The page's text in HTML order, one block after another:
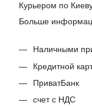
Курьером по
Больше
Наличными
Кредитной
ПриватБанк
счет с НДС